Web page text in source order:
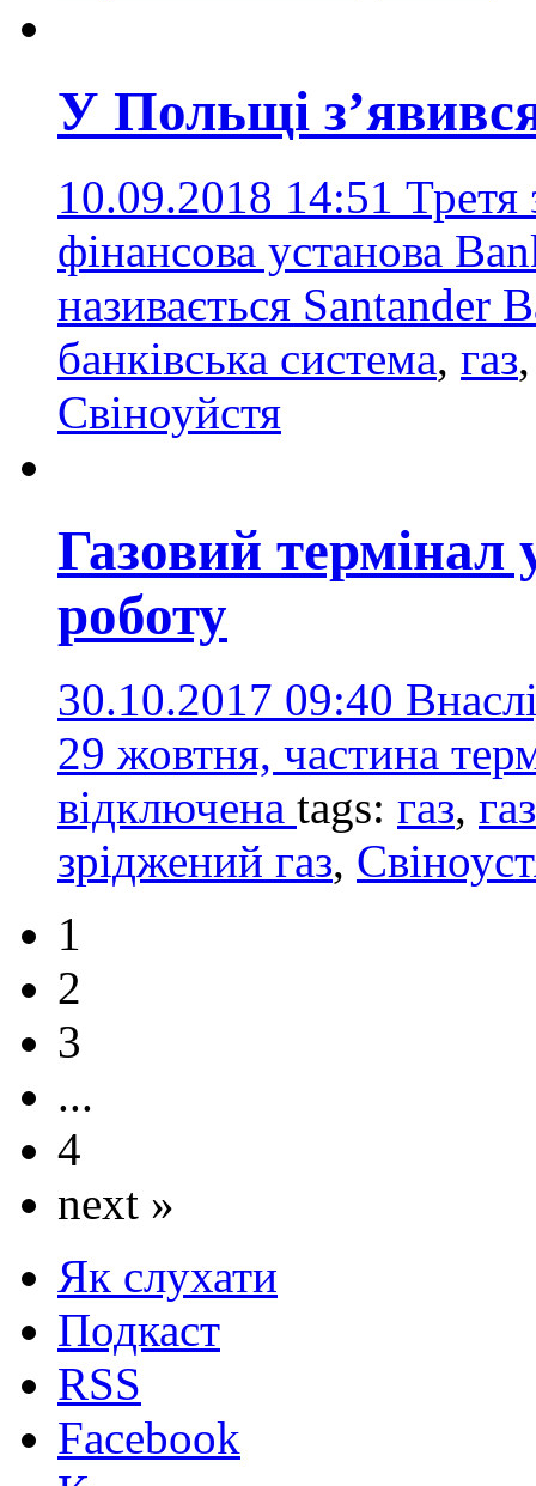
У Польщі
10.09.2018 14:51 Третя
фінансова установа
називається Santander
банківська система, газ
Свіноуйстя
Газовий термінал
роботу
30.10.2017 09:40
29 жовтня, частина
відключена tags: газ,
зріджений газ,
1
2
3
...
4
next »
Як слухати
Подкаст
RSS
Facebook